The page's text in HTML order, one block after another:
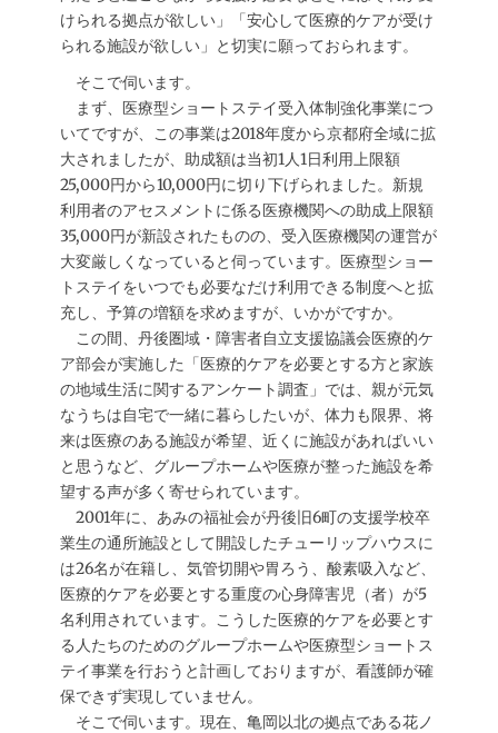
けられる拠点が欲しい」「安心して医療的ケアが受け
られる施設が欲しい」と切実に願っておられます。
そこで伺います。
まず、医療型ショートステイ受入体制強化事業につ
いてですが、この事業は2018年度から京都府全域に拡
大されましたが、助成額は当初1人1日利用上限額
25,000円から10,000円に切り下げられました。新規
利用者のアセスメントに係る医療機関への助成上限額
35,000円が新設されたものの、受入医療機関の運営が
大変厳しくなっていると伺っています。医療型ショー
トステイをいつでも必要なだけ利用できる制度へと拡
充し、予算の増額を求めますが、いかがですか。
この間、丹後圏域・障害者自立支援協議会医療的ケ
ア部会が実施した「医療的ケアを必要とする方と家族
の地域生活に関するアンケート調査」では、親が元気
なうちは自宅で一緒に暮らしたいが、体力も限界、将
来は医療のある施設が希望、近くに施設があればいい
と思うなど、グループホームや医療が整った施設を希
望する声が多く寄せられています。
2001年に、あみの福祉会が丹後旧6町の支援学校卒
業生の通所施設として開設したチューリップハウスに
は26名が在籍し、気管切開や胃ろう、酸素吸入など、
医療的ケアを必要とする重度の心身障害児（者）が5
名利用されています。こうした医療的ケアを必要とす
る人たちのためのグループホームや医療型ショートス
テイ事業を行おうと計画しておりますが、看護師が確
保できず実現していません。
そこで伺います。現在、亀岡以北の拠点である花ノ